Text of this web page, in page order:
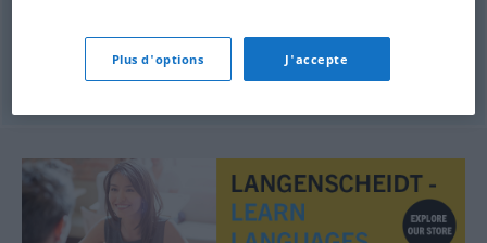
ungehalten (über)
Plus d'options J'accepte